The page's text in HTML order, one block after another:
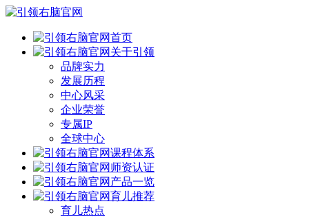
首页
关于引领
品牌实力
发展历程
中心风采
企业荣誉
专属IP
全球中心
课程体系
师资认证
产品一览
育儿推荐
育儿热点